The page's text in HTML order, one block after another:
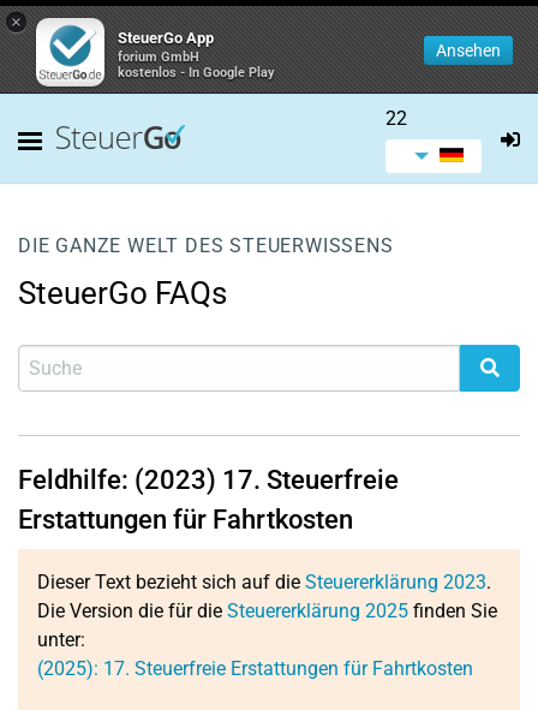
×
SteuerGo App
forium GmbH
kostenlos - In Google Play
Ansehen
22
DIE GANZE WELT DES STEUERWISSENS
SteuerGo FAQs
Feldhilfe: (2023) 17. Steuerfreie
Erstattungen für Fahrtkosten
Dieser Text bezieht sich auf die Steuererklärung 2023.
Die Version die für die Steuererklärung 2025 finden Sie
unter:
(2025): 17. Steuerfreie Erstattungen für Fahrtkosten